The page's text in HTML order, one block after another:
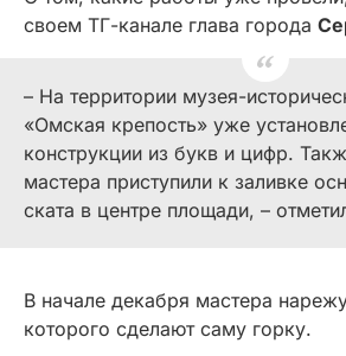
своем ТГ-канале глава города
– На территории музея-
«Омская крепость» уже
конструкции из букв и цифр.
мастера приступили к заливке
ската в центре площади, –
В начале декабря мастера
которого сделают саму горку.